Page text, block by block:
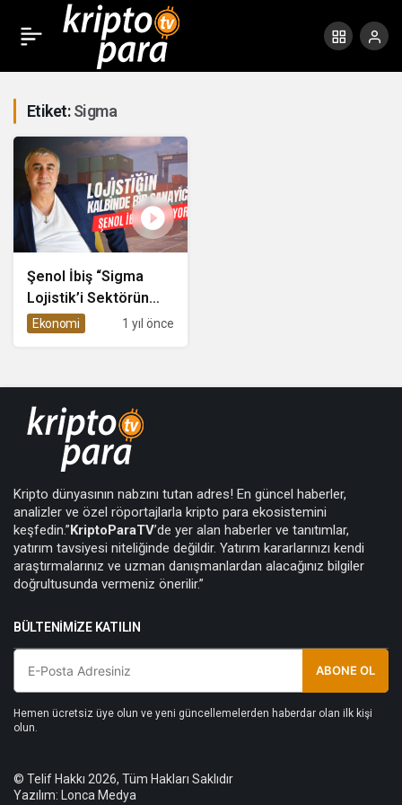
Etiket:Sigma
Şenol İbiş “Sigma
Lojistik’i Sektörün
İhtiyacına Göre
Ekonomi 1 yıl önce
Kripto dünyasının nabzını tutan adres! En güncel haberler,
analizler ve özel röportajlarla kripto para ekosistemini
keşfedin.” KriptoParaTV’de yer alan haberler ve tanıtımlar,
yatırım tavsiyesi niteliğinde değildir. Yatırım kararlarınızı kendi
araştırmalarınız ve uzman danışmanlardan alacağınız bilgiler
doğrultusunda vermeniz önerilir.”
BÜLTENIMIZE KATILIN
ABONE OL
Hemen ücretsiz üye olun ve yeni güncellemelerden haberdar olan ilk kişi
olun.
© Telif Hakkı 2026, Tüm Hakları Saklıdır
Yazılım: Lonca Medya